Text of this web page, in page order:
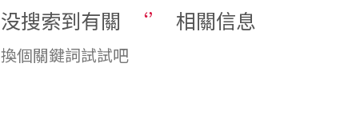
没搜索到有關 ‘’ 相關信息
換個關鍵詞試試吧